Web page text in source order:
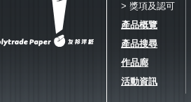
> 獎項及認可
產品概覽
產品搜尋
作品廊
活動資訊